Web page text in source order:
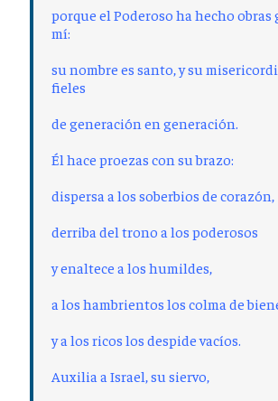
porque el Poderoso ha hecho obras
mí:
su nombre es santo, y su
fieles
de generación en generación.
Él hace proezas con su brazo:
dispersa a los soberbios de corazón,
derriba del trono a los poderosos
y enaltece a los humildes,
a los hambrientos los colma de
y a los ricos los despide vacíos.
Auxilia a Israel, su siervo,